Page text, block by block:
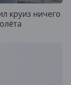
круиз ничего